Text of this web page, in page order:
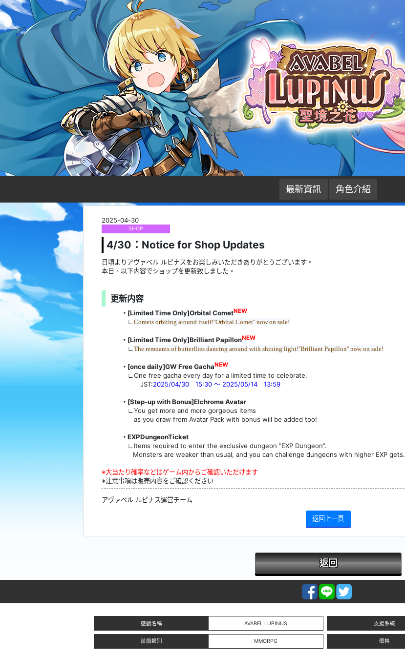
最新資訊 角色介紹
2025-04-30
SHOP
4/30：Notice for Shop Updates
日頃よりアヴァベル ルピナスをお楽しみいただきありがとうございます。
本日、以下内容でショップを更新致しました。
更新内容
・[Limited Time Only]Orbital CometNEW
∟Comets orbiting around itself!''Orbital Comet'' now on sale!
・ [Limited Time Only]Brilliant PapillonNEW
∟The remnants of butterflies dancing around with shining light!''Brilliant Papillon'' now on sale!
​・[once daily]GW Free GachaNEW
∟One free gacha every day for a limited time to celebrate.
JST:2025/04/30 15:30 ～ 2025/05/14 13:59
・[Step-up with Bonus]Elchrome Avatar
∟You get more and more gorgeous items
as you draw from Avatar Pack with bonus will be added too!
・EXPDungeonTicket
∟Items required to enter the exclusive dungeon "EXP Dungeon".
Monsters are weaker than usual, and you can challenge dungeons with higher EXP gets.
※大当たり確率などはゲーム内からご確認いただけます
※注意事項は販売内容をご確認ください
アヴァベル ルピナス運営チーム
返回上一頁
返回
遊戲名稱 AVABEL LUPINUS 支援系統
遊戲類別 MMORPG 價格